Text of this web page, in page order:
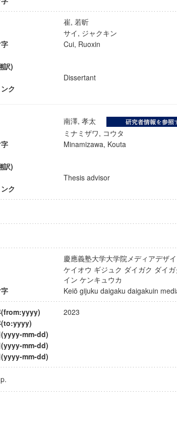
ー
崔, 若昕
サイ, ジャクキン
Cui, Ruoxin
訳)
Dissertant
ク
南澤, 孝太
ミナミザワ, コウタ
Minamizawa, Kouta
訳)
Thesis advisor
ク
慶應義塾大学大学院メディアデザ
ケイオウ ギジュク ダイガク ダイ
イン ケンキュウカ
Keiō gijuku daigaku daigakuin
(from:yyyy)
2023
(to:yyyy)
(yyyy-mm-dd)
(yyyy-mm-dd)
(yyyy-mm-dd)
p.